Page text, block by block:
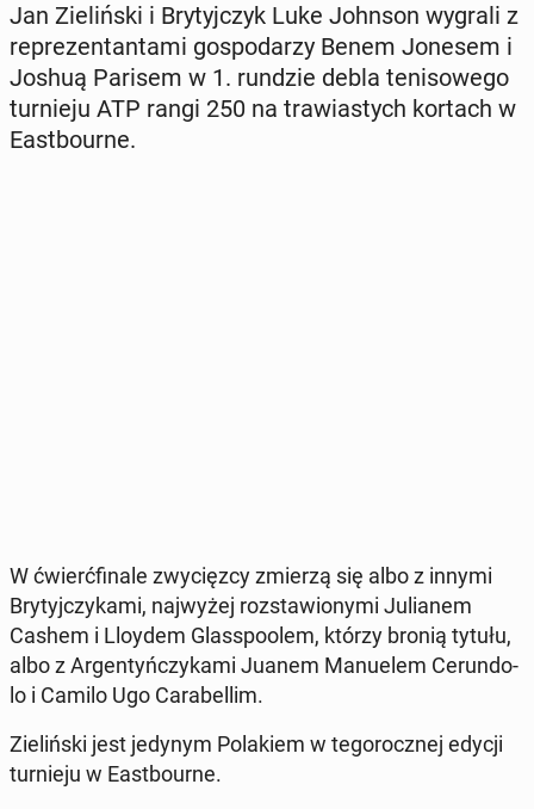
Jan Zie­liń­ski i Bry­tyj­czyk Luke Johnson wygrali z
re­pre­zen­tan­ta­mi go­spo­da­rzy Benem Jonesem i
Joshuą Parisem w 1. rundzie debla te­ni­so­we­go
tur­nie­ju ATP rangi 250 na tra­wia­stych kortach w
East­bo­ur­ne.
W ćwierć­fi­na­le zwy­cięz­cy zmierzą się albo z innymi
Bry­tyj­czy­ka­mi, naj­wy­żej roz­sta­wio­ny­mi Ju­lia­nem
Cashem i Lloydem Glas­spo­olem, którzy bronią tytułu,
albo z Ar­gen­tyń­czy­ka­mi Juanem Ma­nu­elem Ce­run­do­
lo i Camilo Ugo Ca­ra­bel­lim.
Zie­liń­ski jest jedynym Po­la­kiem w te­go­rocz­nej edycji
tur­nie­ju w East­bo­ur­ne.